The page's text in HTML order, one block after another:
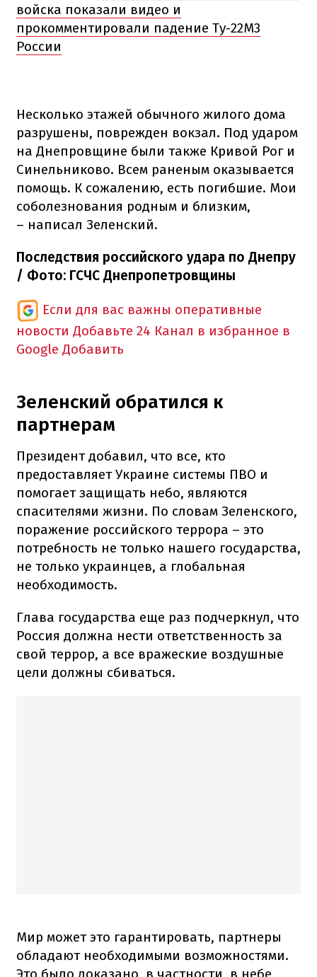
войска показали видео и
прокомментировали падение Ту-22М3
России
Несколько этажей обычного жилого дома
разрушены, поврежден вокзал. Под ударом
на Днепровщине были также Кривой Рог и
Синельниково. Всем раненым оказывается
помощь. К сожалению, есть погибшие. Мои
соболезнования родным и близким,
– написал Зеленский.
Последствия российского удара по Днепру
/ Фото: ГСЧС Днепропетровщины
Если для вас важны оперативные
новости Добавьте 24 Канал в избранное в
Google Добавить
Зеленский обратился к
партнерам
Президент добавил, что все, кто
предоставляет Украине системы ПВО и
помогает защищать небо, являются
спасителями жизни. По словам Зеленского,
поражение российского террора – это
потребность не только нашего государства,
не только украинцев, а глобальная
необходимость.
Глава государства еще раз подчеркнул, что
Россия должна нести ответственность за
свой террор, а все вражеские воздушные
цели должны сбиваться.
Мир может это гарантировать, партнеры
обладают необходимыми возможностями.
Это было доказано, в частности, в небе